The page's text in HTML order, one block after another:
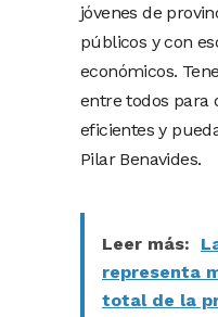
jóvenes de
públicos y con
económicos.
entre todos para
eficientes y
Pilar Benavides.
Leer más:
representa
total de la